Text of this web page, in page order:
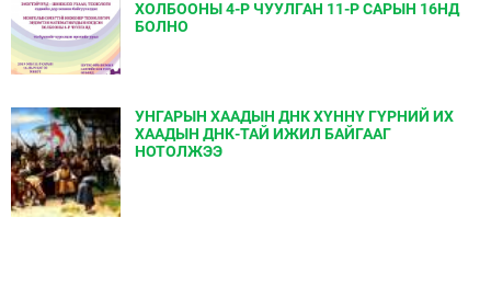
ХОЛБООНЫ 4-Р ЧУУЛГАН 11-Р САРЫН 16НД
БОЛНО
УНГАРЫН ХААДЫН ДНК ХҮННҮ ГҮРНИЙ ИХ
ХААДЫН ДНК-ТАЙ ИЖИЛ БАЙГААГ
НОТОЛЖЭЭ